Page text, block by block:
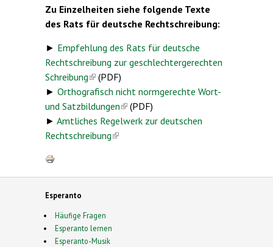
Zu Einzelheiten siehe folgende Texte
des Rats für deutsche Rechtschreibung:
► Empfehlung des Rats für deutsche
Rechtschreibung zur geschlechtergerechten
Schreibung(link is external)
(PDF)
► Orthografisch nicht normgerechte Wort-
und Satzbildungen(link is external)
(PDF)
► Amtliches Regelwerk zur deutschen
Rechtschreibung(link is external)
Esperanto
Häufige Fragen
Esperanto lernen
Esperanto-Musik